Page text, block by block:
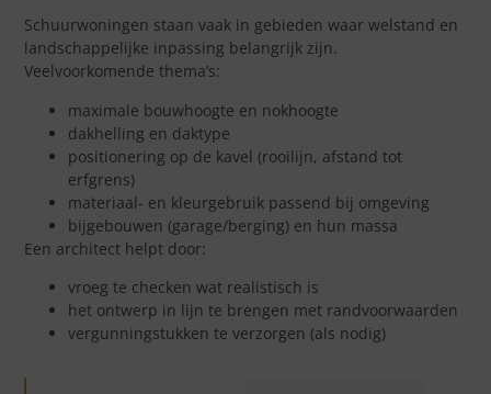
Schuurwoningen staan vaak in gebieden waar welstand en
landschappelijke inpassing belangrijk zijn.
Veelvoorkomende thema’s:
maximale bouwhoogte en nokhoogte
dakhelling en daktype
positionering op de kavel (rooilijn, afstand tot
erfgrens)
materiaal- en kleurgebruik passend bij omgeving
bijgebouwen (garage/berging) en hun massa
Een architect helpt door:
vroeg te checken wat realistisch is
het ontwerp in lijn te brengen met randvoorwaarden
vergunningstukken te verzorgen (als nodig)